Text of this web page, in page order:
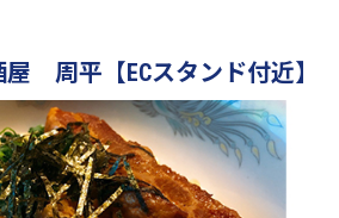
周平【ECスタンド付近】